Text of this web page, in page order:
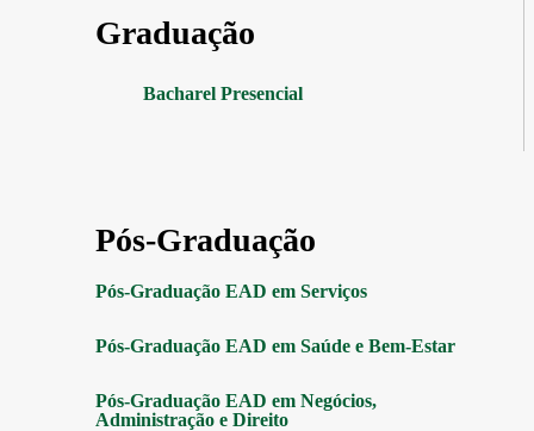
Graduação
Bacharel Presencial
Pós-Graduação
Pós-Graduação EAD em Serviços
Pós-Graduação EAD em Saúde e Bem-Estar
Pós-Graduação EAD em Negócios,
Administração e Direito